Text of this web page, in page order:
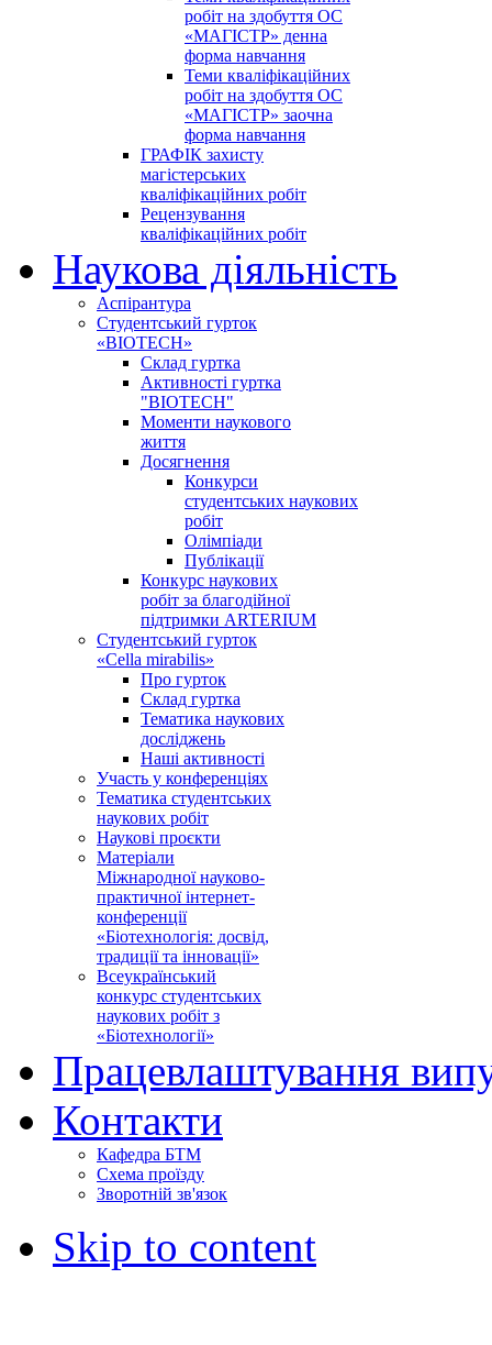
робіт на здобуття ОС
«МАГІСТР» денна
форма навчання
Теми кваліфікаційних
робіт на здобуття ОС
«МАГІСТР» заочна
форма навчання
ГРАФІК захисту
магістерських
кваліфікаційних робіт
Рецензування
кваліфікаційних робіт
Наукова діяльність
Аспірантура
Студентський гурток
«BIOTECH»
Склад гуртка
Активності гуртка
"BIOTECH"
Моменти наукового
життя
Досягнення
Конкурси
студентських наукових
робіт
Олімпіади
Публікації
Конкурс наукових
робіт за благодійної
підтримки ARTERIUM
Студентський гурток
«Cella mirabilis»
Про гурток
Склад гуртка
Тематика наукових
досліджень
Наші активності
Участь у конференціях
Тематика студентських
наукових робіт
Наукові проєкти
Матеріали
Міжнародної науково-
практичної інтернет-
конференції
«Біотехнологія: досвід,
традиції та інновації»
Всеукраїнський
конкурс студентських
наукових робіт з
«Біотехнології»
Працевлаштування
Контакти
Кафедра БТМ
Схема проїзду
Зворотній зв'язок
Skip to content